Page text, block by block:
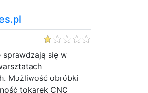
sprawdzają się w
Możliwość obróbki
tokarek CNC